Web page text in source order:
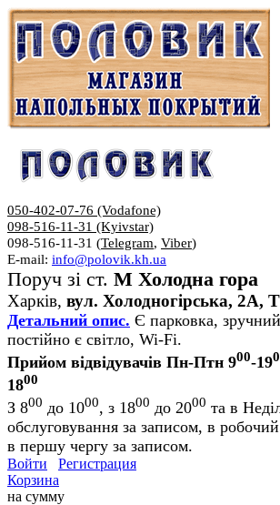
050-402-07-76 (Vodafone)
098-516-11-31 (Kyivstar)
098-516-11-31 (Telegram, Viber)
E-mail: info@polovik.kh.ua
Поруч зі ст. М Холодна гора
Харків, вул. Холодногірська,
Детальний опис. Є парковка, зручний
постійно є світло, Wi-Fi.
Прийом відвідувачів Пн-Птн 900-19
1800
З 800 до 1000, з 1800 до 2000 та в
обслуговування за записом, в
в першу чергу за записом.
Войти
Регистрация
Корзина
на сумму